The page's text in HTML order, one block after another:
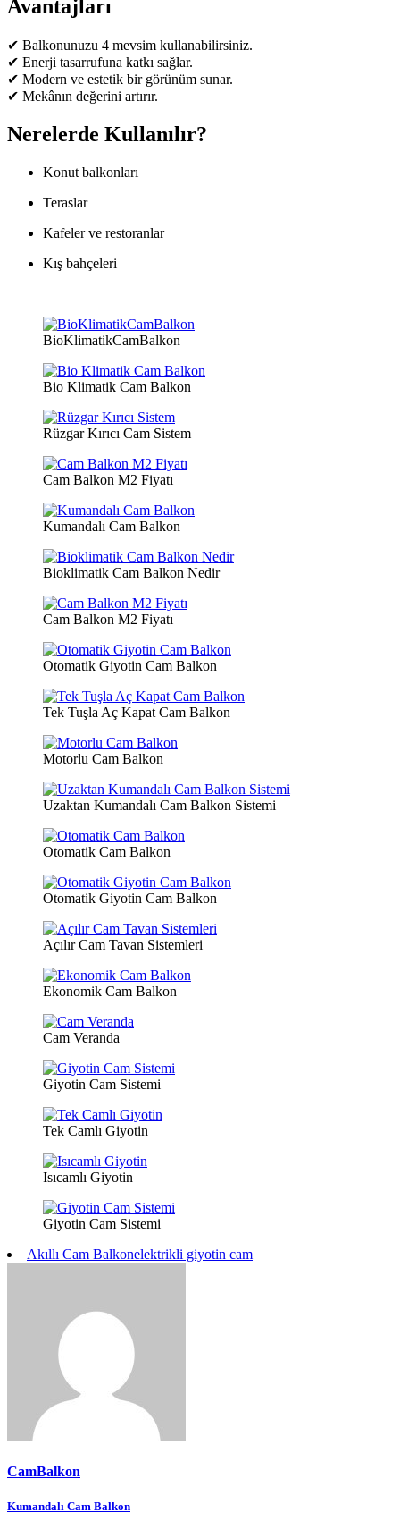
Avantajları
✔ Balkonunuzu 4 mevsim kullanabilirsiniz.
✔ Enerji tasarrufuna katkı sağlar.
✔ Modern ve estetik bir görünüm sunar.
✔ Mekânın değerini artırır.
Nerelerde Kullanılır?
Konut balkonları
Teraslar
Kafeler ve restoranlar
Kış bahçeleri
BioKlimatikCamBalkon
Bio Klimatik Cam Balkon
Rüzgar Kırıcı Cam Sistem
Cam Balkon M2 Fiyatı
Kumandalı Cam Balkon
Bioklimatik Cam Balkon Nedir
Cam Balkon M2 Fiyatı
Otomatik Giyotin Cam Balkon
Tek Tuşla Aç Kapat Cam Balkon
Motorlu Cam Balkon
Uzaktan Kumandalı Cam Balkon Sistemi
Otomatik Cam Balkon
Otomatik Giyotin Cam Balkon
Açılır Cam Tavan Sistemleri
Ekonomik Cam Balkon
Cam Veranda
Giyotin Cam Sistemi
Tek Camlı Giyotin
Isıcamlı Giyotin
Giyotin Cam Sistemi
Akıllı Cam Balkonelektrikli giyotin cam
CamBalkon
Yazı
Kumandalı Cam Balkon